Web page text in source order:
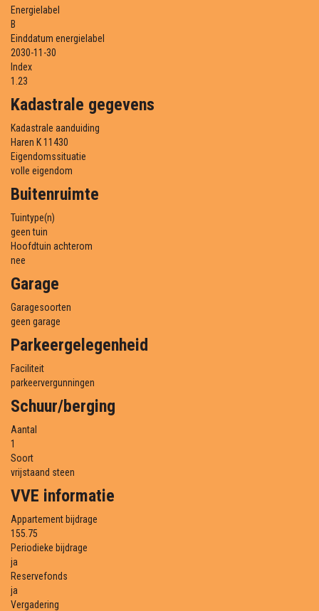
Energielabel
B
Einddatum energielabel
2030-11-30
Index
1.23
Kadastrale gegevens
Kadastrale aanduiding
Haren K 11430
Eigendomssituatie
volle eigendom
Buitenruimte
Tuintype(n)
geen tuin
Hoofdtuin achterom
nee
Garage
Garagesoorten
geen garage
Parkeergelegenheid
Faciliteit
parkeervergunningen
Schuur/berging
Aantal
1
Soort
vrijstaand steen
VVE informatie
Appartement bijdrage
155.75
Periodieke bijdrage
ja
Reservefonds
ja
Vergadering